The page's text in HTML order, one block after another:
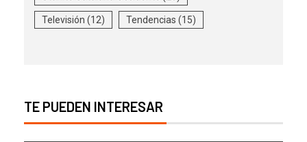
Televisión (12) Tendencias (15)
TE PUEDEN INTERESAR